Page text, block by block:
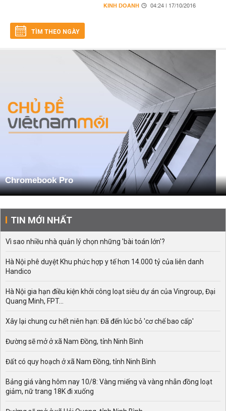
KINH DOANH 04:24 | 17/10/2016
TÌM THEO NGÀY
Chromebook Pro
TIN MỚI NHẤT
Vì sao nhiều nhà quản lý chọn những 'bài toán lớn'?
Hà Nội phê duyệt Khu phức hợp y tế hơn 14.000 tỷ của liên danh
Handico
Hà Nội gia hạn điều kiện khởi công loạt siêu dự án của Vingroup, Đại
Quang Minh, FPT...
Xây lại chung cư hết niên hạn: Đã đến lúc bỏ 'cơ chế bao cấp'
Đường sẽ mở ở xã Nam Đồng, tỉnh Ninh Bình
Đất có quy hoạch ở xã Nam Đồng, tỉnh Ninh Bình
Bảng giá vàng hôm nay 10/8: Vàng miếng và vàng nhẫn đồng loạt
giảm, nữ trang 18K đi xuống